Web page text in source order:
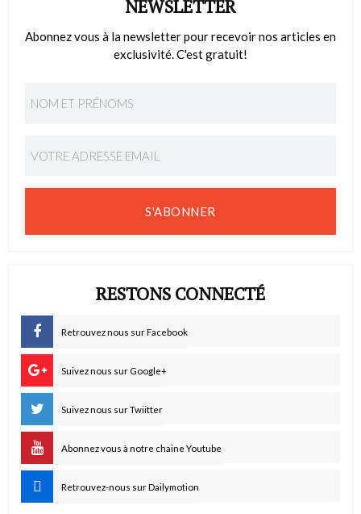
NEWSLETTER
Abonnez vous à la newsletter pour recevoir nos articles en
exclusivité. C'est gratuit!
S'ABONNER
RESTONS CONNECTÉ
Retrouvez nous sur Facebook
Suivez nous sur Google+
Suivez nous sur Twiitter
Abonnez vous à notre chaine Youtube
Retrouvez-nous sur Dailymotion